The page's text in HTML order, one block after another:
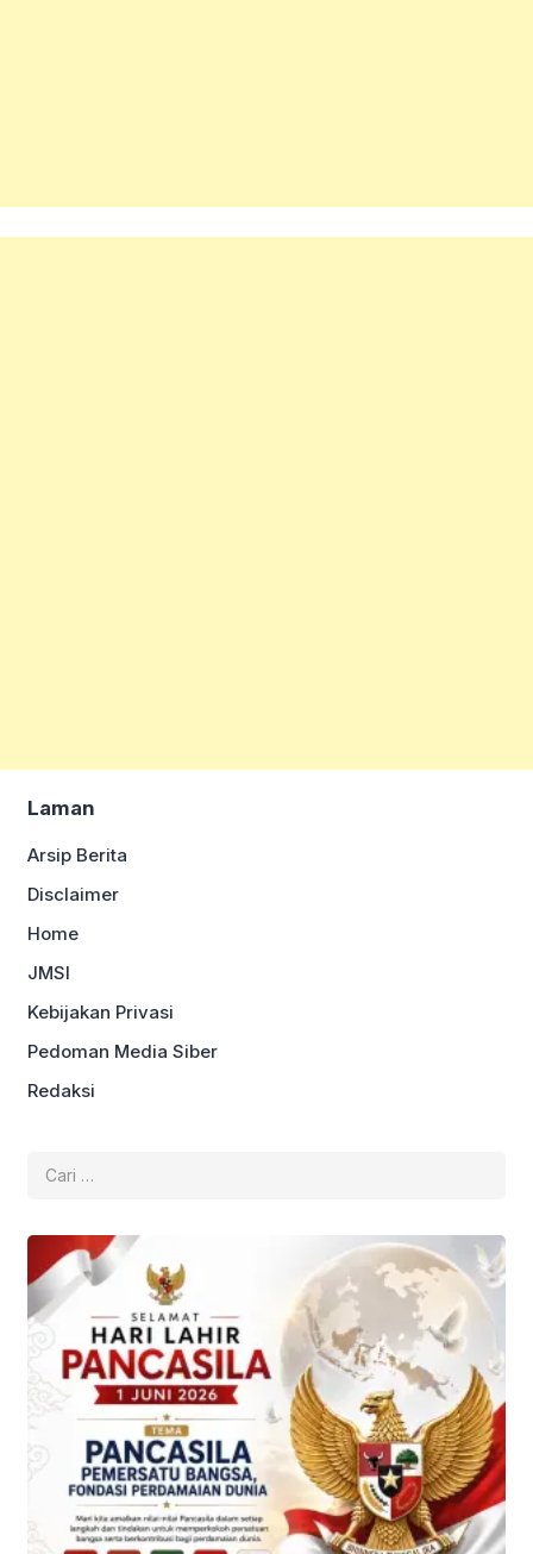
Laman
Arsip Berita
Disclaimer
Home
JMSI
Kebijakan Privasi
Pedoman Media Siber
Redaksi
untuk: